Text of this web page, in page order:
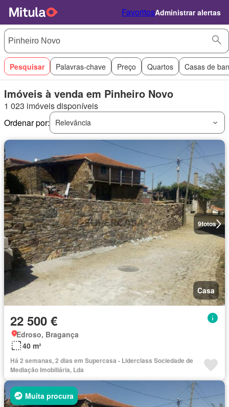
FavoritosAdministrar alertas
Pesquisar Palavras-chave Preço Quartos Casas de
Imóveis à venda em Pinheiro Novo
1 023 imóveis disponíveis
Ordenar por:
Relevância
9fotos
Casa
22 500 €
Edroso, Bragança
40 m²
Há 2 semanas, 2 dias em Supercasa - Liderclass Sociedade de
Mediação Imobiliária, Lda
Muita procura